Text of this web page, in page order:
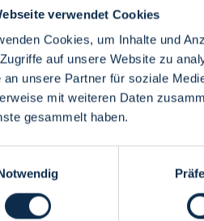
verwendet Cookies
Cookies, um Inhalte und
auf unsere Website zu
an unsere Partner für soziale
mit weiteren Daten
gesammelt haben.